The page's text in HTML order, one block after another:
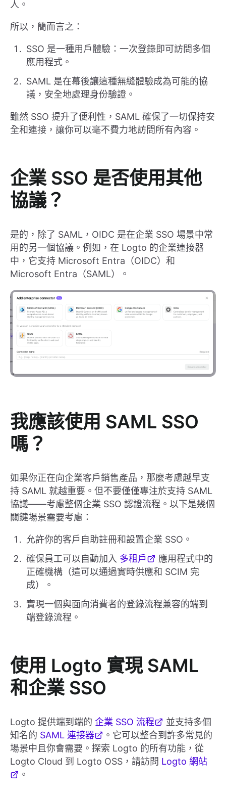
人。
所以，簡而言之：
SSO 是一種用戶體驗：一次登錄即可訪問多個
應用程式。
SAML 是在幕後讓這種無縫體驗成為可能的協
議，安全地處理身份驗證。
雖然 SSO 提升了便利性，SAML 確保了一切保持安
全和連接，讓你可以毫不費力地訪問所有內容。
企業 SSO 是否使用其他
協議？
是的，除了 SAML，OIDC 是在企業 SSO 場景中常
用的另一個協議。例如，在 Logto 的企業連接器
中，它支持 Microsoft Entra（OIDC）和
Microsoft Entra（SAML）。
我應該使用 SAML SSO
嗎？
如果你正在向企業客戶銷售產品，那麼考慮越早支
持 SAML 就越重要。但不要僅僅專注於支持 SAML
協議——考慮整個企業 SSO 認證流程。以下是幾個
關鍵場景需要考慮：
允許你的客戶自助註冊和設置企業 SSO。
確保員工可以自動加入 多租戶
應用程式中的
正確機構（這可以通過實時供應和 SCIM 完
成）。
實現一個與面向消費者的登錄流程兼容的端到
端登錄流程。
使用 Logto 實現 SAML
和企業 SSO
Logto 提供端到端的 企業 SSO 流程
並支持多個
知名的 SAML 連接器
。它可以整合到許多常見的
場景中且你會需要。探索 Logto 的所有功能，從
Logto Cloud 到 Logto OSS，請訪問 Logto 網站
。